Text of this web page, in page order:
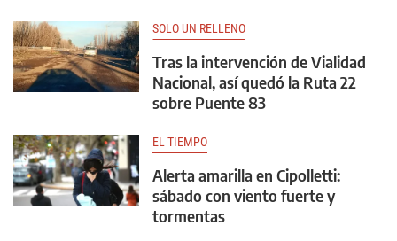
SOLO UN RELLENO
Tras la intervención de Vialidad
Nacional, así quedó la Ruta 22
sobre Puente 83
EL TIEMPO
Alerta amarilla en Cipolletti:
sábado con viento fuerte y
tormentas